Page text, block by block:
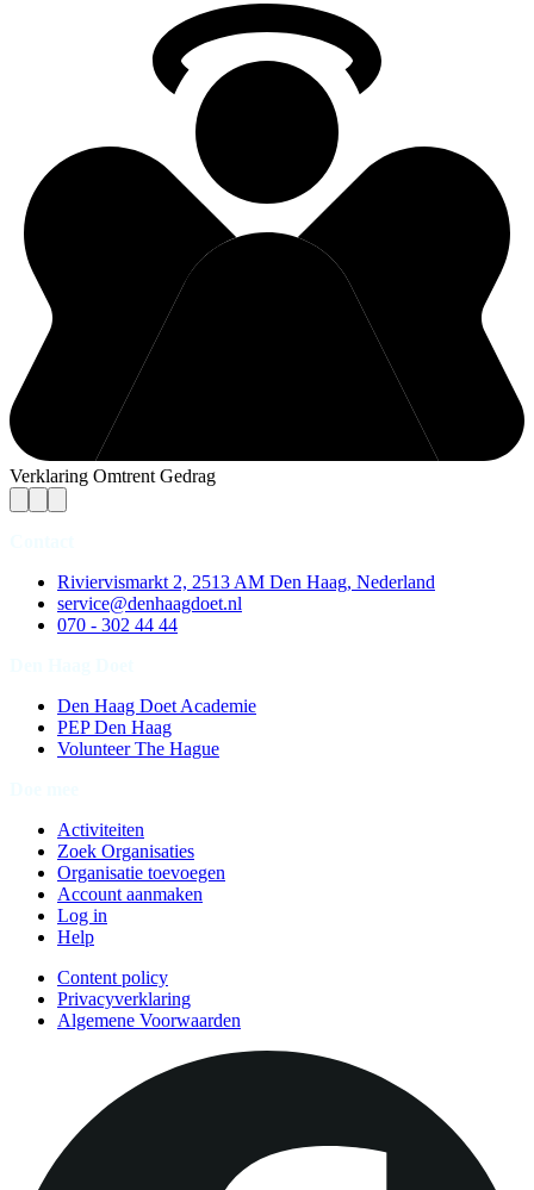
Verklaring Omtrent Gedrag
Riviervismarkt 2, 2513 AM Den Haag, Nederland
service@denhaagdoet.nl
070 - 302 44 44
Den Haag Doet Academie
PEP Den Haag
Volunteer The Hague
Activiteiten
Zoek Organisaties
Organisatie toevoegen
Account aanmaken
Log in
Help
Content policy
Privacyverklaring
Algemene Voorwaarden